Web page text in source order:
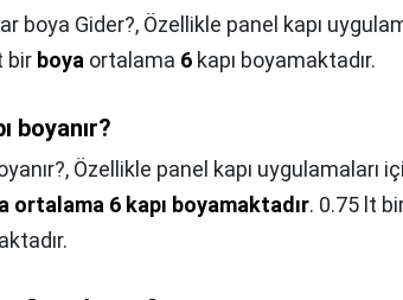
boya Gider?, Özellikle panel kapı
bir boya ortalama 6 kapı boyamaktadır.
boyanır?
Özellikle panel kapı uygulamaları
ortalama 6 kapı boyamaktadır. 0.75 lt